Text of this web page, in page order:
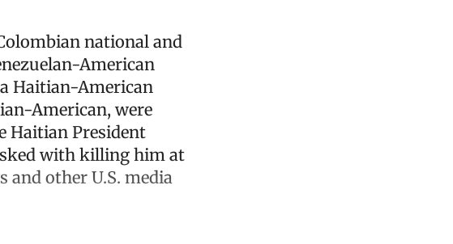
national and
American
Haitian-American
American, were
Haitian President
with killing him at
and other U.S. media